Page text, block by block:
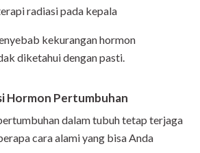
radiasi pada kepala
kekurangan hormon
diketahui dengan pasti.
Hormon Pertumbuhan
dalam tubuh tetap terjaga
cara alami yang bisa Anda